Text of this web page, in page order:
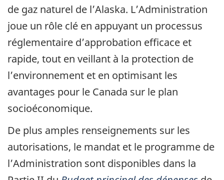
de gaz naturel de l’Alaska. L’Administration
joue un rôle clé en appuyant un processus
réglementaire d’approbation efficace et
rapide, tout en veillant à la protection de
l’environnement et en optimisant les
avantages pour le Canada sur le plan
socioéconomique.
De plus amples renseignements sur les
autorisations, le mandat et le programme de
l’Administration sont disponibles dans la